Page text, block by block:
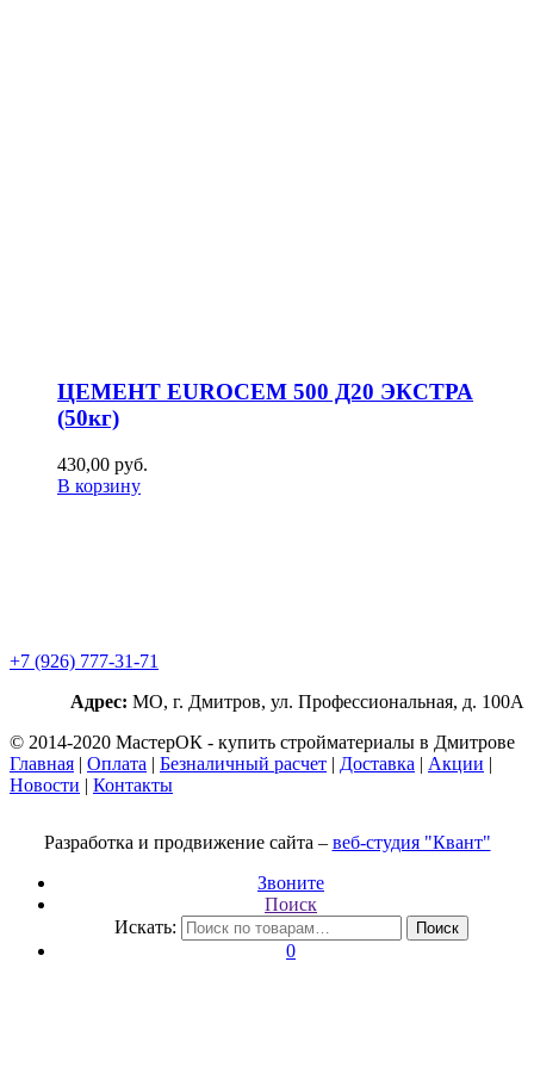
ЦЕМЕНТ EUROCEM 500 Д20 ЭКСТРА
(50кг)
430,00 руб.
В корзину
+7 (926) 777-31-71
Адрес: МО, г. Дмитров, ул. Профессиональная, д. 100А
© 2014-2020 МастерОК - купить стройматериалы в Дмитрове
Главная | Оплата | Безналичный расчет | Доставка | Акции |
Новости | Контакты
Разработка и продвижение сайта – веб-студия "Квант"
Звоните
Поиск
Искать:
Поиск
0